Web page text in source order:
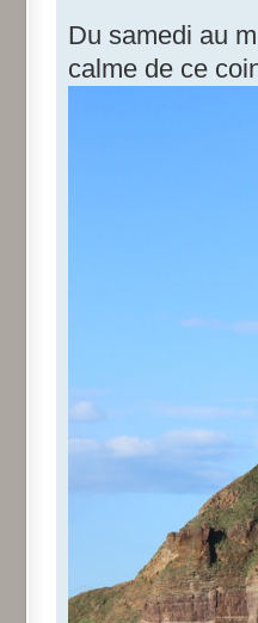
Du samedi au
calme de ce